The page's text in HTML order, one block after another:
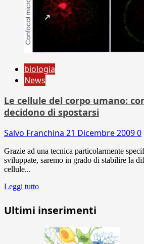
biologia
News
Le cellule del corpo umano:
decidono di spostarsi
Salvo Franchina 21 Dicembre 20090
Grazie ad una tecnica particolarmente
sviluppate, saremo in grado di stabilire la
cellule...
Leggi tutto
Ultimi inserimenti